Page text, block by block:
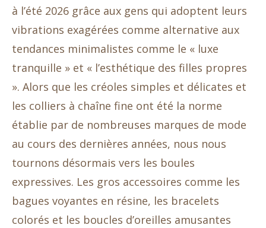
à l’été 2026 grâce aux gens qui adoptent leurs
vibrations exagérées comme alternative aux
tendances minimalistes comme le « luxe
tranquille » et « l’esthétique des filles propres
». Alors que les créoles simples et délicates et
les colliers à chaîne fine ont été la norme
établie par de nombreuses marques de mode
au cours des dernières années, nous nous
tournons désormais vers les boules
expressives. Les gros accessoires comme les
bagues voyantes en résine, les bracelets
colorés et les boucles d’oreilles amusantes